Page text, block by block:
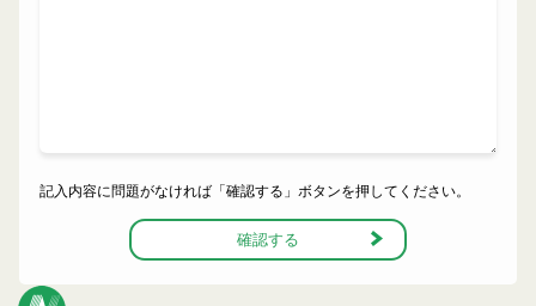
記入内容に問題がなければ「確認する」ボタンを押してください。